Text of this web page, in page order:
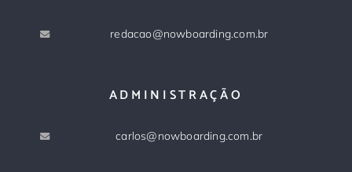
redacao@nowboarding.com.br
ADMINISTRAÇÃO
carlos@nowboarding.com.br